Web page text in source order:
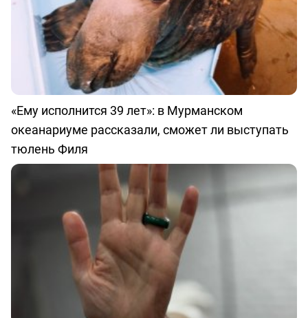
«Ему исполнится 39 лет»: в Мурманском
океанариуме рассказали, сможет ли выступать
тюлень Филя